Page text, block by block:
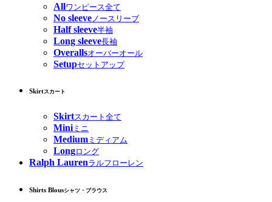
Allワンピース全て
No sleeve ノースリーブ
Half sleeve半袖
Long sleeve長袖
Overallsオーバーオール
Setupセットアップ
Skirtスカート
Skirtスカート全て
Miniミニ
Medium ミディアム
Longロング
Ralph Laurenラルフローレン
Shirts Blousシャツ・ブラウス